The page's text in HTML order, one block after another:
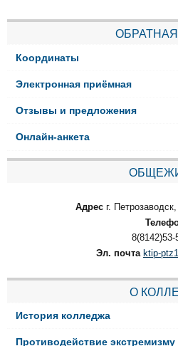
Координаты
Электронная приёмная
Отзывы и предложения
Онлайн-анкета
Адрес г.
8(8142)53-
Эл. почта ktip-
О
История колледжа
Противодействие экстремизму